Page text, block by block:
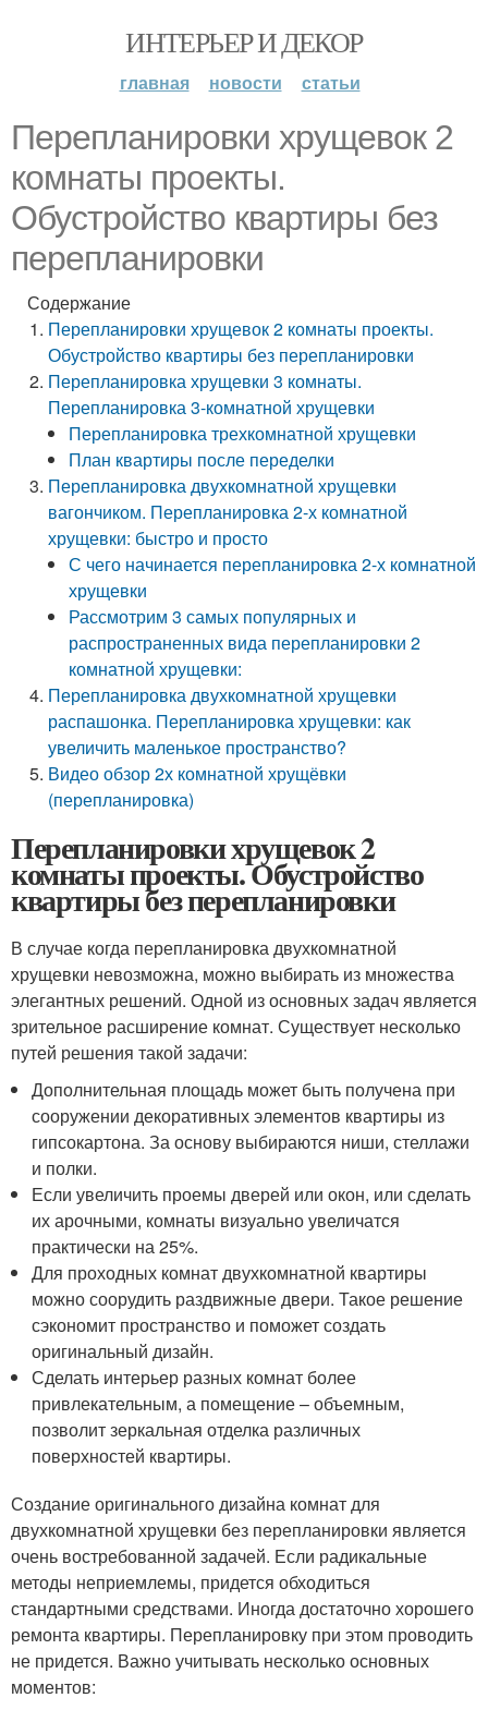
ИНТЕРЬЕР И ДЕКОР
главная новости статьи
Перепланировки хрущевок 2
комнаты проекты.
Обустройство квартиры без
перепланировки
Содержание
Перепланировки хрущевок 2 комнаты проекты.
Обустройство квартиры без перепланировки
Перепланировка хрущевки 3 комнаты.
Перепланировка 3-комнатной хрущевки
Перепланировка трехкомнатной хрущевки
План квартиры после переделки
Перепланировка двухкомнатной хрущевки
вагончиком. Перепланировка 2-х комнатной
хрущевки: быстро и просто
С чего начинается перепланировка 2-х комнатной
хрущевки
Рассмотрим 3 самых популярных и
распространенных вида перепланировки 2
комнатной хрущевки:
Перепланировка двухкомнатной хрущевки
распашонка. Перепланировка хрущевки: как
увеличить маленькое пространство?
Видео обзор 2х комнатной хрущёвки
(перепланировка)
Перепланировки хрущевок 2
комнаты проекты. Обустройство
квартиры без перепланировки
В случае когда перепланировка двухкомнатной
хрущевки невозможна, можно выбирать из множества
элегантных решений. Одной из основных задач является
зрительное расширение комнат. Существует несколько
путей решения такой задачи:
Дополнительная площадь может быть получена при
сооружении декоративных элементов квартиры из
гипсокартона. За основу выбираются ниши, стеллажи
и полки.
Если увеличить проемы дверей или окон, или сделать
их арочными, комнаты визуально увеличатся
практически на 25%.
Для проходных комнат двухкомнатной квартиры
можно соорудить раздвижные двери. Такое решение
сэкономит пространство и поможет создать
оригинальный дизайн.
Сделать интерьер разных комнат более
привлекательным, а помещение – объемным,
позволит зеркальная отделка различных
поверхностей квартиры.
Создание оригинального дизайна комнат для
двухкомнатной хрущевки без перепланировки является
очень востребованной задачей. Если радикальные
методы неприемлемы, придется обходиться
стандартными средствами. Иногда достаточно хорошего
ремонта квартиры. Перепланировку при этом проводить
не придется. Важно учитывать несколько основных
моментов: